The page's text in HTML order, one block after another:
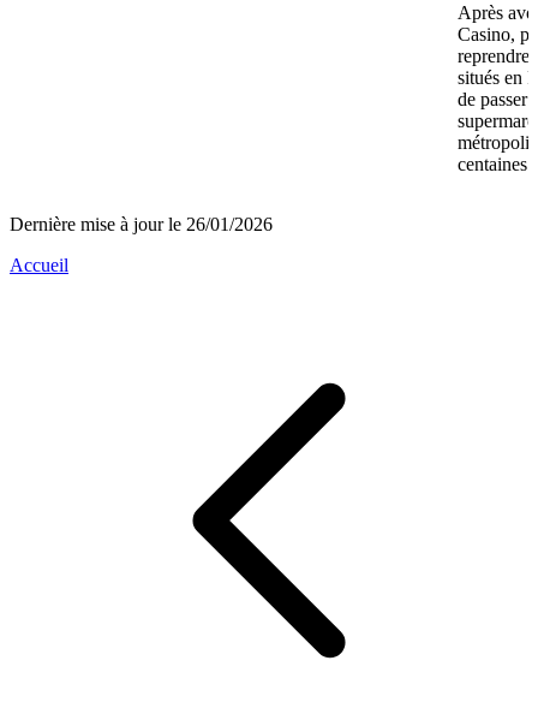
Après
Casino,
reprendre
situés en
de passer
centaines
Dernière mise à jour le 26/01/2026
Accueil